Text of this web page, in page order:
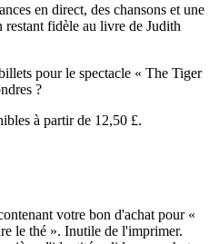
en direct, des chansons et une
restant fidèle au livre de Judith
pour le spectacle « The Tiger
?
à partir de 12,50 £.
votre bon d'achat pour «
le thé ». Inutile de l'imprimer.